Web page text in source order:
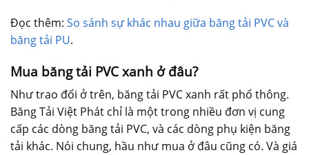
Đọc thêm: So sánh sự khác nhau giữa băng tải PVC và
băng tải PU.
Mua băng tải PVC xanh ở đâu?
Như trao đổi ở trên, băng tải PVC xanh rất phổ thông.
Băng Tải Việt Phát chỉ là một trong nhiều đơn vị cung
cấp các dòng băng tải PVC, và các dòng phụ kiện băng
tải khác. Nói chung, hầu như mua ở đâu cũng có. Và giá